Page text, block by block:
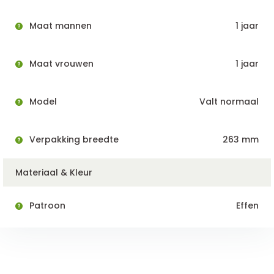
Maat mannen 1 jaar
Maat vrouwen 1 jaar
Model Valt normaal
Verpakking breedte 263 mm
Materiaal & Kleur
Patroon Effen